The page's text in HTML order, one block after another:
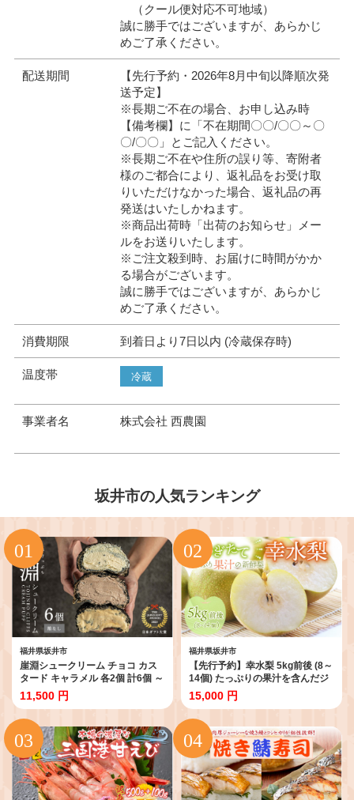
（クール便対応不可地域）
誠に勝手ではございますが、あらかじ
めご了承ください。
配送期間
【先行予約・2026年8月中旬以降順次発
送予定】
※長期ご不在の場合、お申し込み時
【備考欄】に「不在期間〇〇/〇〇～〇
〇/〇〇」とご記入ください。
※長期ご不在や住所の誤り等、寄附者
様のご都合により、返礼品をお受け取
りいただけなかった場合、返礼品の再
発送はいたしかねます。
※商品出荷時「出荷のお知らせ」メー
ルをお送りいたします。
※ご注文殺到時、お届けに時間がかか
る場合がございます。
誠に勝手ではございますが、あらかじ
めご了承ください。
消費期限 到着日より7日以内 (冷蔵保存時)
温度帯 冷蔵
事業者名 株式会社 西農園
坂井市の人気ランキング
福井県坂井市
崖淵シュークリーム チョコ カス
タード キャラメル 各2個 計6個 ～
東尋坊ご当地スイーツ！～【箱な
し】【日本ギフト大賞2023福井賞
受賞】【セット お菓子 おやつ チ
ョコレート ザクザク食感 アソー
ト スウィーツ デザート 大人気 洋
菓子 ギフト 贈答】 [A-21016]
11,500 円
福井県坂井市
【先行予約】幸水梨 5kg前後 (8～
14個) たっぷりの果汁を含んだジ
ューシーな梨！【2026年8月中旬
以降順次発送予定】【梨 幸水梨
なし フルーツ 甘い みずみずしい
果実 果物 新鮮 お土産 贈り物 旬の
果物 冷蔵】 [A-15005]
15,000 円